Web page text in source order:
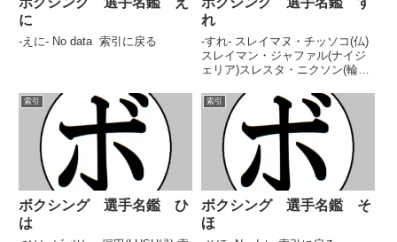
に
-えに- No data 索引に戻る
れ
-すれ- スレイマヌ・チッソコ(仏)
スレイマン・ジャファル(ナイジ
ェリア)スレスタ・ニクソン(輪島
ール) 索引に戻る
索引
ボクシング 選手名鑑 ひ
は
索引
ボクシング 選手名鑑 そ
ほ